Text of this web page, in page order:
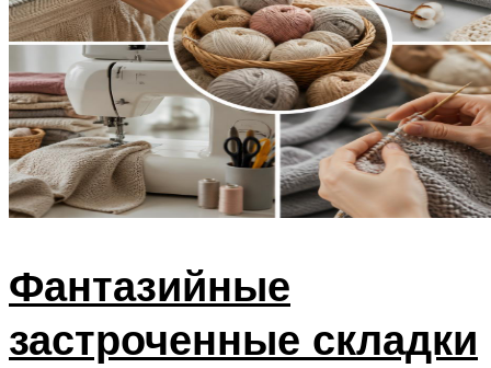
Фантазийные
застроченные складки